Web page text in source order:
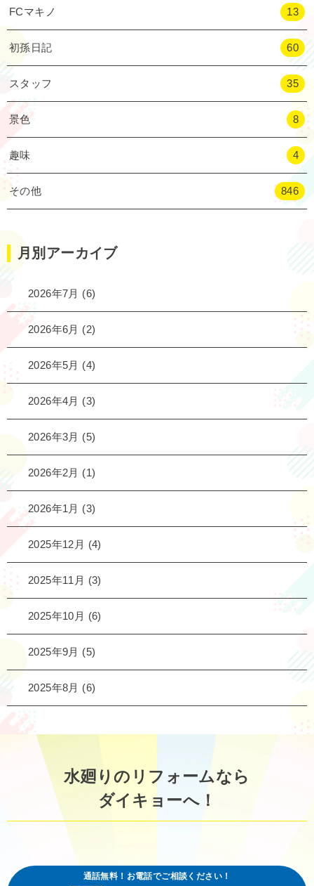
FCマキノ 13
初孫日記 60
スタッフ 35
景色 8
趣味 4
その他 846
月別アーカイブ
2026年7月 (6)
2026年6月 (2)
2026年5月 (4)
2026年4月 (3)
2026年3月 (5)
2026年2月 (1)
2026年1月 (3)
2025年12月 (4)
2025年11月 (3)
2025年10月 (6)
2025年9月 (5)
2025年8月 (6)
水廻りのリフォームなら
ダイキョーへ！
通話無料！お電話でご相談ください！